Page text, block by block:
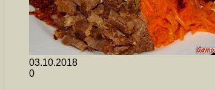
03.10.2018
0